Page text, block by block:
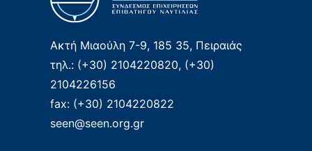
Ακτή Μιαούλη 7-9, 185 35, Πειραιάς
τηλ.: (+30) 2104220820, (+30)
2104226156
fax: (+30) 2104220822
seen@seen.org.gr